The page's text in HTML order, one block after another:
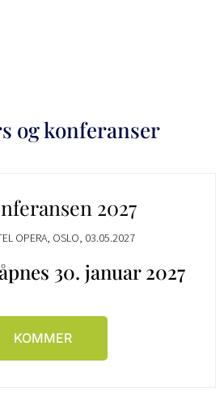
og konferanser
2027
OPERA, OSLO, 03.05.2027
30. januar 2027
KOMMER